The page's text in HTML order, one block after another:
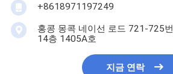
+8618971197249
홍콩 몽콕 네이선 로드 721-725
14층 1405A호
지금 연락